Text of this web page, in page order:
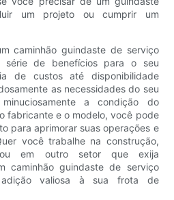
um projeto ou cumprir um
caminhão guindaste de serviço
série de benefícios para o seu
de custos até disponibilidade
as necessidades do seu
a condição do
fabricante e o modelo, você pode
para aprimorar suas operações e
você trabalhe na construção,
ou em outro setor que exija
caminhão guindaste de serviço
valiosa à sua frota de